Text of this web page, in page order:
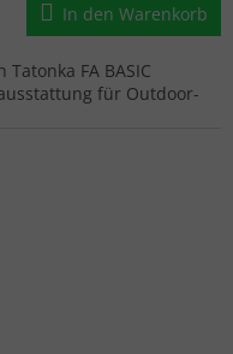
In den Warenkorb
FA BASIC
für Outdoor-